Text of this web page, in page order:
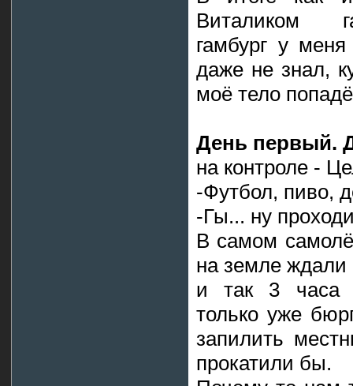
Виталиком
гамбург у
даже не знал,
моё тело
День первый.
на контроле -
-Футбол, пиво,
-Гы... ну
В самом
на земле
и так 3 часа
только уже
запилить
прокатили бы.